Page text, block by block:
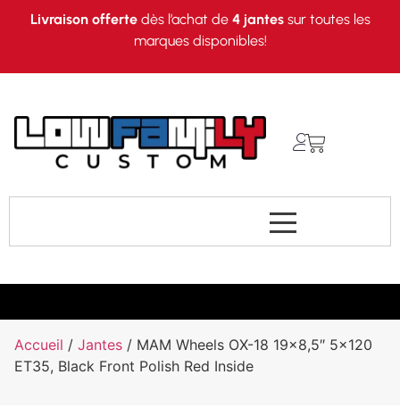
Livraison offertedès l’achat de 4 jantessur toutes les
marques disponibles!
Accueil / Jantes / MAM Wheels OX-18 19×8,5″ 5×120
ET35, Black Front Polish Red Inside